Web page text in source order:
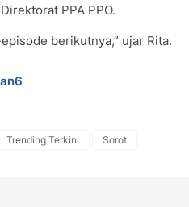
PPA PPO.
berikutnya,” ujar Rita.
Trending Terkini Sorot